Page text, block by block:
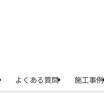
よくある質問 施工事例